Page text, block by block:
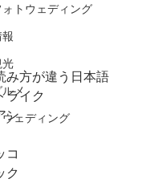
トウェディング
メ
ェディング
み方が違う日本語
ライク
ン
コ
ク